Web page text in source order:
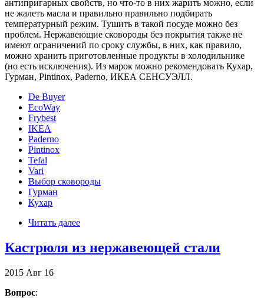
антипригарных свойств, но что-то в них жарить можно, если
не жалеть масла и правильно правильно подбирать
температурный режим. Тушить в такой посуде можно без
проблем. Нержавеющие сковороды без покрытия также не
имеют ограничений по сроку службы, в них, как правило,
можно хранить приготовленные продукты в холодильнике
(но есть исключения). Из марок можно рекомендовать Кухар,
Гурман, Pintinox, Paderno, ИКЕА СЕНСУЭЛЛ.
De Buyer
EcoWay
Frybest
IKEA
Paderno
Pintinox
Tefal
Vari
Выбор сковороды
Гурман
Кухар
Читать далее
Кастрюля из нержавеющей стали
2015 Авг 16
Вопрос: